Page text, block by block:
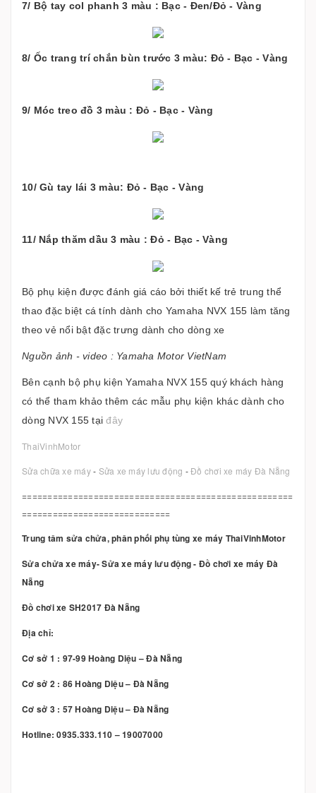
7/ Bộ tay col phanh 3 màu : Bạc - Đen/Đỏ - Vàng
8/ Ốc trang trí chắn bùn trước 3 màu: Đỏ - Bạc - Vàng
9/ Móc treo đồ 3 màu : Đỏ - Bạc - Vàng
10/ Gù tay lái 3 màu: Đỏ - Bạc - Vàng
11/ Nắp thăm dầu 3 màu : Đỏ - Bạc - Vàng
Bộ phụ kiện được đánh giá cáo bởi thiết kế trẻ trung thể
thao đặc biệt cá tính dành cho Yamaha NVX 155 làm tăng
theo vẻ nổi bật đặc trưng dành cho dòng xe
Nguồn ảnh - video : Yamaha Motor VietNam
Bên cạnh bộ phụ kiện Yamaha NVX 155 quý khách hàng
có thể tham khảo thêm các mẫu phụ kiện khác dành cho
dòng NVX 155 tạiđây
ThaiVinhMotor
Sửa chữa xe máy- Sửa xe máy lưu động -Đồ chơi xe máy Đà Nẵng
=====================================================
=============================
Trung tâm sửa chửa, phân phối phụ tùng xe máy ThaiVinhMotor
Sửa chửa xe máy- Sửa xe máy lưu động - Đồ chơi xe máy Đà
Nẵng
Đồ chơi xe SH2017 Đà Nẵng
Địa chỉ:
Cơ sở 1 : 97-99 Hoàng Diệu – Đà Nẵng
Cơ sở 2 : 86 Hoàng Diệu – Đà Nẵng
Cơ sở 3 : 57 Hoàng Diệu – Đà Nẵng
Hotline: 0935.333.110 – 19007000